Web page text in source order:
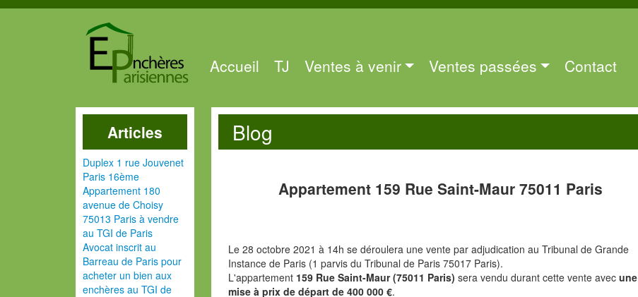
Accueil TJ Ventes à venir Ventes passées Contact
Articles
Duplex 1 rue Jouvenet
Paris 16ème
Appartement 180
avenue de Choisy
75013 Paris à vendre
au TGI de Paris
Avocat inscrit au
Barreau de Paris pour
acheter un bien aux
enchères au TGI de
Blog
Appartement 159 Rue Saint-Maur 75011 Paris
Le 28 octobre 2021 à 14h se déroulera une vente par adjudication au Tribunal de Grande
Instance de Paris (1 parvis du Tribunal de Paris 75017 Paris).
L'appartement 159 Rue Saint-Maur (75011 Paris)sera vendu durant cette vente avecune
mise à prix de départ de 400 000 €.